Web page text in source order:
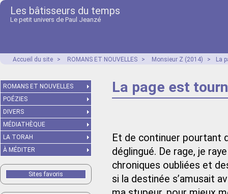
Les bâtisseurs du temps
Le petit univers de Paul Jeanzé
Accueil du site > ROMANS ET NOUVELLES > Monsieur Z (2014) > La
La page est
Et de continuer pourtant
déglingué. De rage, je
chroniques oubliées et
si la destinée s’amusait
ROMANS ET NOUVELLES
POÉZIES
DIVERS
MÉDIATHÈQUE
LA TORAH
À MÉDITER
Sites favoris